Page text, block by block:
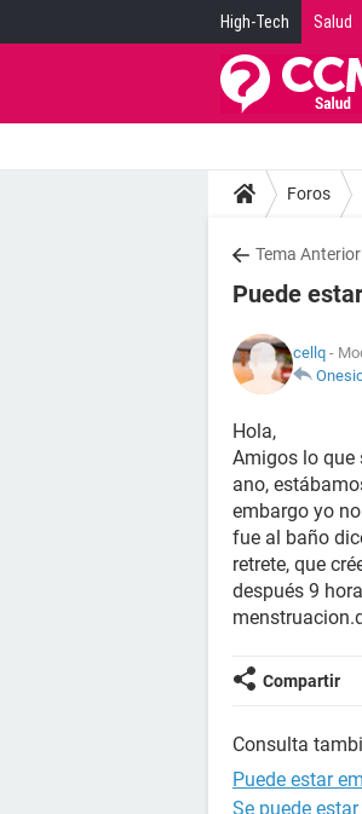
High-Tech Salud
Foros
Tema Anterior
Puede
cellq -
Hola,
Amigos lo que
ano,
embargo yo
fue al baño
retrete, que
después 9
Compartir
Consulta
Puede estar
Se puede